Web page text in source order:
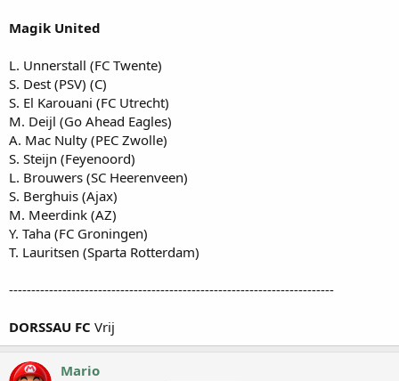
Magik United
L. Unnerstall (FC Twente)
S. Dest (PSV) (C)
S. El Karouani (FC Utrecht)
M. Deijl (Go Ahead Eagles)
A. Mac Nulty (PEC Zwolle)
S. Steijn (Feyenoord)
L. Brouwers (SC Heerenveen)
S. Berghuis (Ajax)
M. Meerdink (AZ)
Y. Taha (FC Groningen)
T. Lauritsen (Sparta Rotterdam)
-------------------------------------------------------------------------
DORSSAU FC Vrij
Mario